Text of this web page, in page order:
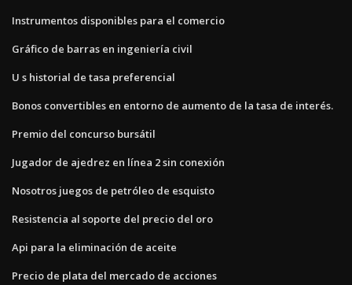
Instrumentos disponibles para el comercio
Gráfico de barras en ingeniería civil
U s historial de tasa preferencial
Bonos convertibles en entorno de aumento de la tasa de interés.
Premio del concurso bursátil
Jugador de ajedrez en línea 2 sin conexión
Nosotros juegos de petróleo de esquisto
Resistencia al soporte del precio del oro
Api para la eliminación de aceite
Precio de plata del mercado de acciones